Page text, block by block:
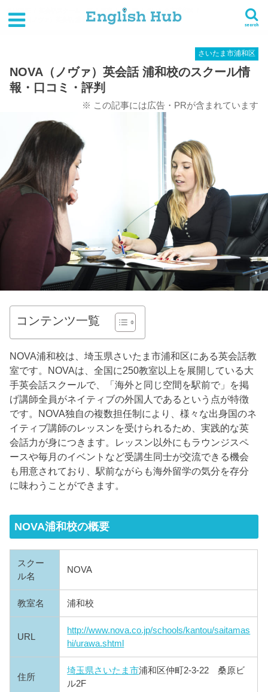
search
英会話スクール一覧 埼玉県
さいたま市浦和区
NOVA（ノヴァ）英会話 浦和校のスクール情報・口コミ・評判
さいたま市浦和区
NOVA（ノヴァ）英会話 浦和校のスクール情
報・口コミ・評判
※ この記事には広告・PRが含まれています
コンテンツ一覧
NOVA浦和校は、埼玉県さいたま市浦和区にある英会話教
室です。NOVAは、全国に250教室以上を展開している大
手英会話スクールで、「海外と同じ空間を駅前で」を掲
げ講師全員がネイティブの外国人であるという点が特徴
です。NOVA独自の複数担任制により、様々な出身国のネ
イティブ講師のレッスンを受けられるため、実践的な英
会話力が身につきます。レッスン以外にもラウンジスペ
ースや毎月のイベントなど受講生同士が交流できる機会
も用意されており、駅前ながらも海外留学の気分を存分
に味わうことができます。
NOVA浦和校の概要
スクー
ル名
NOVA
教室名 浦和校
URL
http://www.nova.co.jp/schools/kantou/saitamas
hi/urawa.shtml
住所
埼玉県さいたま市浦和区仲町2-3-22 桑原ビ
ル2F